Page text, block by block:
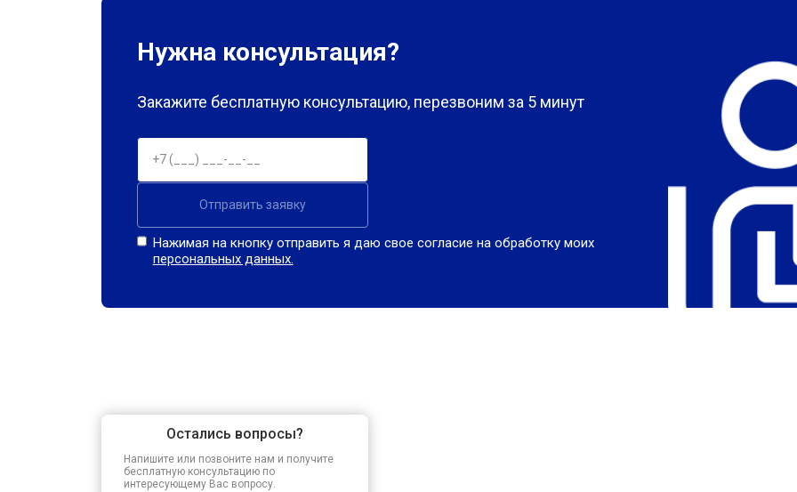
Нужна консультация?
Закажите бесплатную консультацию, перезвоним за 5 минут
Отправить заявку
Нажимая на кнопку отправить я даю свое согласие на обработку моих
персональных данных.
Остались вопросы?
Напишите или позвоните нам и получите
бесплатную консультацию по
интересующему Вас вопросу.